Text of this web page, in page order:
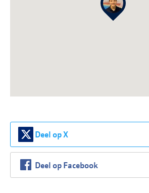
Deel op X
Deel op Facebook